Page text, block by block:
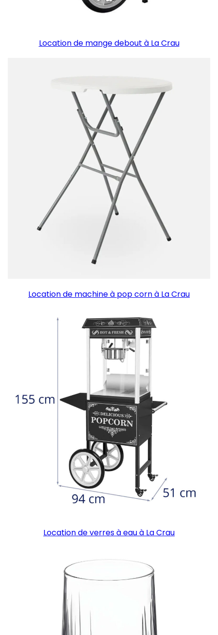
Location de mange debout à La Crau
Location de machine à pop corn à La Crau
Location de verres à eau à La Crau